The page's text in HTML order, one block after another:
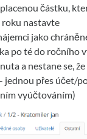
částku,
nastavte
jako
po té do ročního
a nestane se,
jednou přes účet/
vyúčtováním)